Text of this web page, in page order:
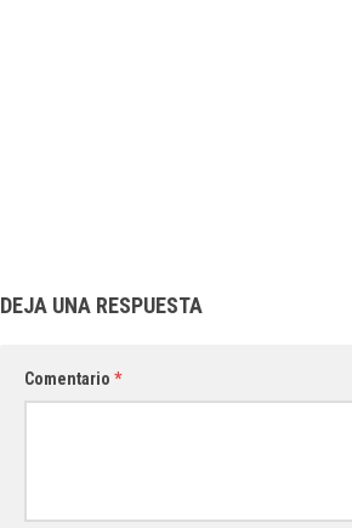
DEJA UNA RESPUESTA
Comentario *